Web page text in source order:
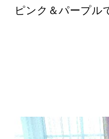
ピンク＆パープル